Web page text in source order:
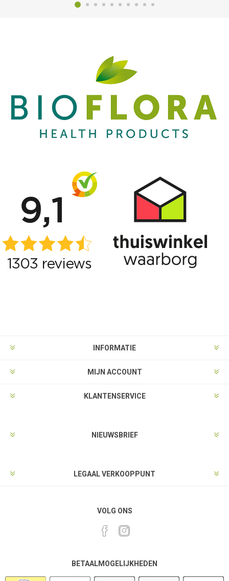
INFORMATIE
MIJN ACCOUNT
KLANTENSERVICE
NIEUWSBRIEF
LEGAAL VERKOOPPUNT
VOLG ONS
BETAALMOGELIJKHEDEN